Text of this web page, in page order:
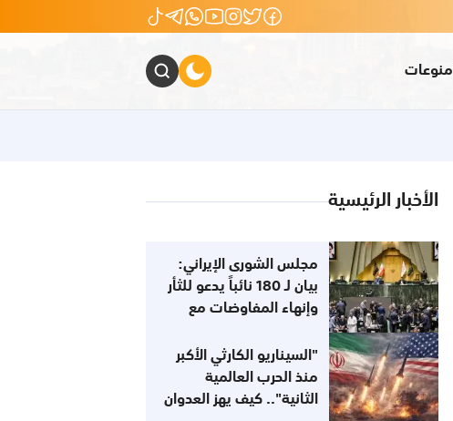
منوعات
الأخبار الرئيسية
مجلس الشورى الإيراني:
بيان لـ 180 نائباً يدعو للثأر
وإنهاء المفاوضات مع
"السيناريو الكارثي الأكبر
منذ الحرب العالمية
الثانية".. كيف يهز العدوان